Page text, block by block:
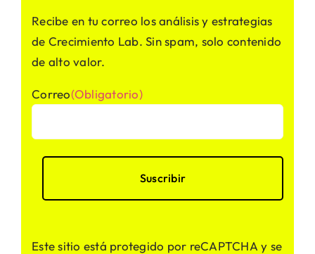
Recibe en tu correo los análisis y estrategias
de Crecimiento Lab. Sin spam, solo contenido
de alto valor.
Correo(Obligatorio)
Este sitio está protegido por reCAPTCHA y se